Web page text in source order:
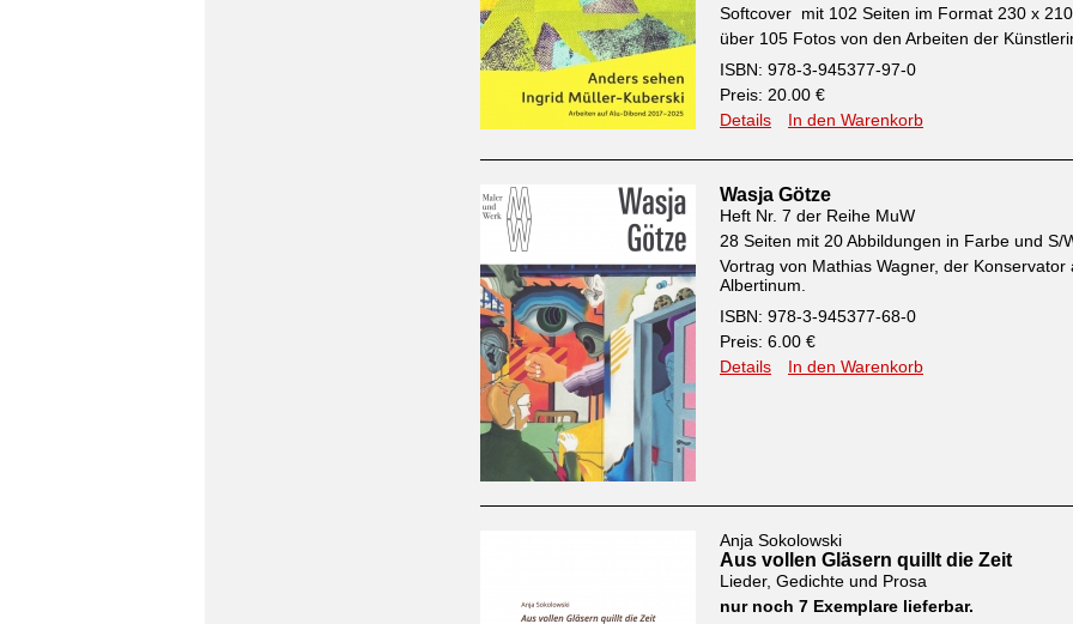
Softcover mit 102 Seiten im Format 230 x
über 105 Fotos von den Arbeiten der
ISBN: 978-3-945377-97-0
Preis: 20.00 €
Details
In den Warenkorb
Wasja Götze
Heft Nr. 7 der Reihe MuW
28 Seiten mit 20 Abbildungen in Farbe und S/
Vortrag von Mathias Wagner, der Konservator
Albertinum.
ISBN: 978-3-945377-68-0
Preis: 6.00 €
Details
In den Warenkorb
Anja Sokolowski
Aus vollen Gläsern quillt die Zeit
Lieder, Gedichte und Prosa
nur noch 7 Exemplare lieferbar.